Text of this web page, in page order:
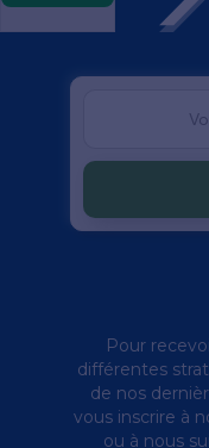
Pour
différentes
de nos
vous inscrire à
ou à nous